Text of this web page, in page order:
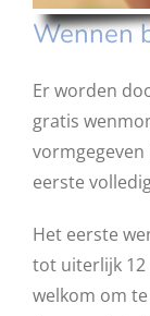
Wennen
Er worden
gratis
vormgegeven
eerste
Het eerste
tot uiterlijk 12
welkom om